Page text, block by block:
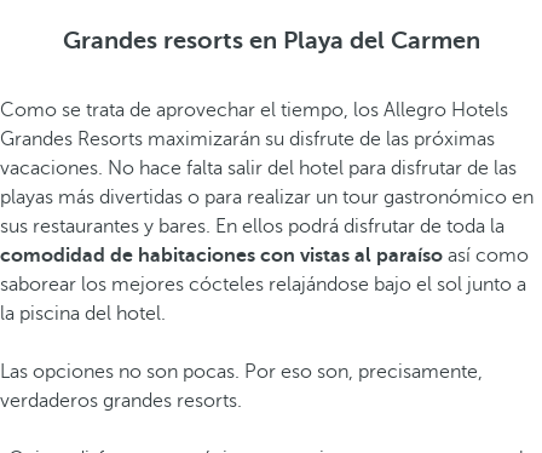
Grandes resorts en Playa del Carmen
Como se trata de aprovechar el tiempo, los Allegro Hotels
Grandes Resorts maximizarán su disfrute de las próximas
vacaciones. No hace falta salir del hotel para disfrutar de las
playas más divertidas o para realizar un tour gastronómico en
sus restaurantes y bares. En ellos podrá disfrutar de toda la
comodidad de habitaciones con vistas al paraíso así como
saborear los mejores cócteles relajándose bajo el sol junto a
la piscina del hotel.
Las opciones no son pocas. Por eso son, precisamente,
verdaderos grandes resorts.